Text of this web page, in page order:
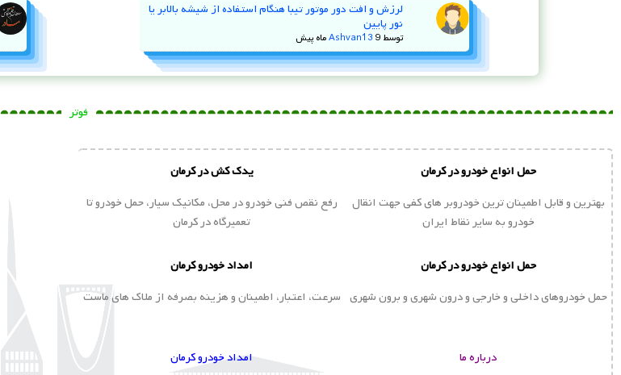
لرزش و افت دور موتور تیبا هنگام استفاده از شیشه‌ بالابر یا
نور پایین
توسط Ashvan13 9 ماه پیش
فوتر
حمل انواع خودرو در کرمان
بهترین و قابل اطمینان ترین خودروبر های کفی جهت انقال
خودرو به سایر نقاط ایران
یدک کش در کرمان
رفع نقص فنی خودرو در محل، مکانیک سیار، حمل خودرو تا
تعمیرگاه در کرمان
حمل انواع خودرو در کرمان
حمل خودروهای داخلی و خارجی و درون شهری و برون شهری
امداد خودرو کرمان
سرعت، اعتبار، اطمینان و هزینه بصرفه از ملاک های ماست
درباره ما
امداد خودرو کرمان